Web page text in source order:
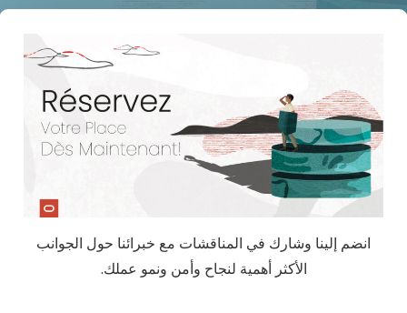
انضم إلينا وشارك في المناقشات مع خبرائنا حول الجوانب
الأكثر أهمية لنجاح وأمن ونمو عملك.